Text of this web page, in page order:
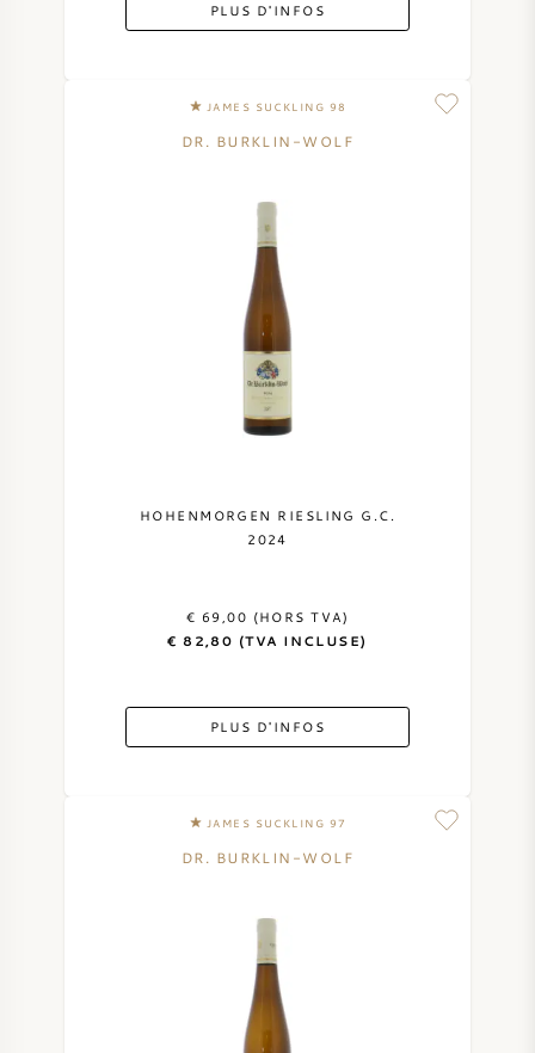
TOUT LES PAYS
PIÉMONT
PLUS D'INFOS
JAMES SUCKLING 98
DR. BURKLIN-WOLF
HOHENMORGEN RIESLING G.C.
2024
€ 69,00 (HORS TVA)
€ 82,80 (TVA INCLUSE)
PLUS D'INFOS
JAMES SUCKLING 97
DR. BURKLIN-WOLF